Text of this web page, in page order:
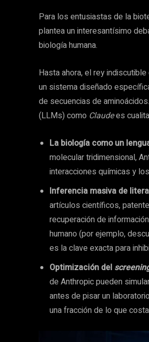
Para los entusiastas de la
plantea un interesantísimo
biología humana.
Hasta ahora, el rey
un sistema diseñado
de secuencias de
(LLMs) como Claudees
La biología como un
molecular tridimensional,
interacciones químicas y
Inferencia masiva de
artículos científicos,
recuperación de
humano (por ejemplo,
es la clave exacta para
Optimización del
de Anthropic pueden
antes de pisar un
una fracción de lo que